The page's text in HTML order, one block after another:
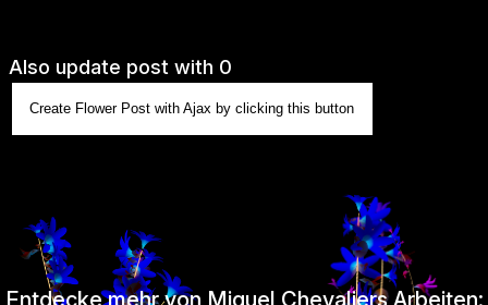
Also update post with 0
Create Flower Post with Ajax by clicking this button
Entdecke mehr von Miguel Chevaliers Arbeiten: